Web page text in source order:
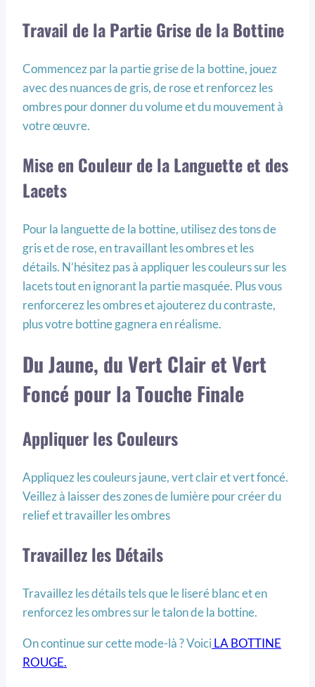
Travail de la Partie Grise de la Bottine
Commencez par la partie grise de la bottine, jouez
avec des nuances de gris, de rose et renforcez les
ombres pour donner du volume et du mouvement à
votre œuvre.
Mise en Couleur de la Languette et des
Lacets
Pour la languette de la bottine, utilisez des tons de
gris et de rose, en travaillant les ombres et les
détails. N’hésitez pas à appliquer les couleurs sur les
lacets tout en ignorant la partie masquée. Plus vous
renforcerez les ombres et ajouterez du contraste,
plus votre bottine gagnera en réalisme.
Du Jaune, du Vert Clair et Vert
Foncé pour la Touche Finale
Appliquer les Couleurs
Appliquez les couleurs jaune, vert clair et vert foncé.
Veillez à laisser des zones de lumière pour créer du
relief et travailler les ombres
Travaillez les Détails
Travaillez les détails tels que le liseré blanc et en
renforcez les ombres sur le talon de la bottine.
On continue sur cette mode-là ? VoiciLA BOTTINE
ROUGE.